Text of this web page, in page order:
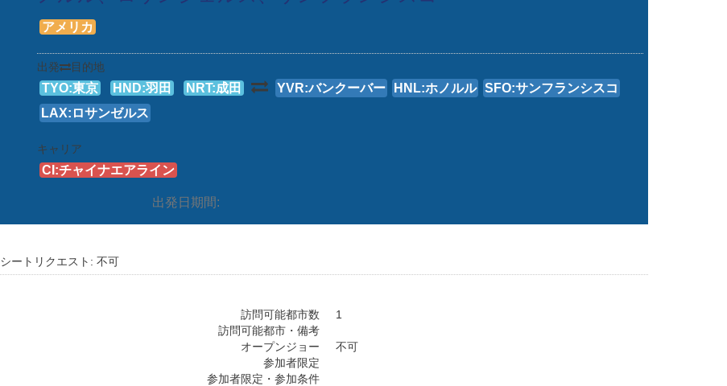
アメリカ
出発 目的地
TYO:東京 HND:羽田 NRT:成田 YVR:バンクーバー HNL:ホノルル
SFO:サンフランシスコ
LAX:ロサンゼルス
キャリア
CI:チャイナエアライン
出発日期間:
シートリクエスト: 不可
訪問可能都市数
1
訪問可能都市・備考
オープンジョー
不可
参加者限定
参加者限定・参加条件